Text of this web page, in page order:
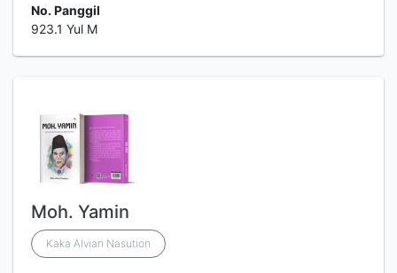
No. Panggil
923.1 Yul M
Moh. Yamin
Kaka Alvian Nasution